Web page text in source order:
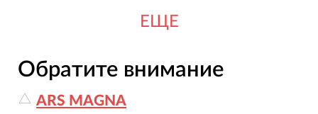
ЕЩЕ
Обратите внимание
ARS MAGNA